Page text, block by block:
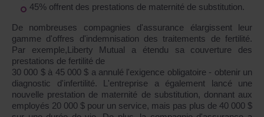
45% offrent des prestations de maternité de substitution.
De nombreuses compagnies d'assurance élargissent leur
gamme d'offres d'indemnisation des traitements de fertilité.
Par exemple,Liberty Mutual a étendu sa couverture des
prestations de fertilité de
30 000 $ à 45 000 $ a annulé l'exigence obligatoire - obtenir un
diagnostic d'infertilité. L'entreprise a également lancé une
nouvelle prestation de maternité de substitution, donnant aux
employés 20 000 $ pour un service, mais pas plus de 40 000 $